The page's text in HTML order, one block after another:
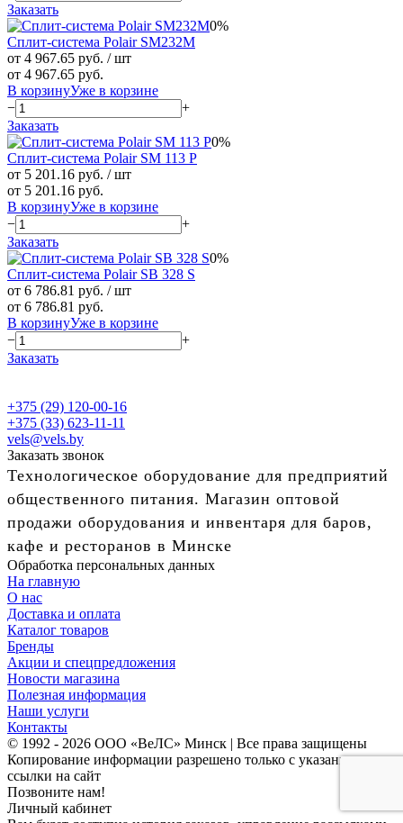
Заказать
0%
Сплит-система Polair SM232M
от 4 967.65 руб. / шт
от 4 967.65 руб.
В корзинуУже в корзине
−
+
Заказать
0%
Сплит-система Polair SM 113 P
от 5 201.16 руб. / шт
от 5 201.16 руб.
В корзинуУже в корзине
−
+
Заказать
0%
Сплит-система Polair SB 328 S
от 6 786.81 руб. / шт
от 6 786.81 руб.
В корзинуУже в корзине
−
+
Заказать
+375 (29) 120-00-16
+375 (33) 623-11-11
vels@vels.by
Заказать звонок
Технологическое оборудование для предприятий
общественного питания. Магазин оптовой
продажи оборудования и инвентаря для баров,
кафе и ресторанов в Минске
Обработка персональных данных
На главную
О нас
Доставка и оплата
Каталог товаров
Бренды
Акции и спецпредложения
Новости магазина
Полезная информация
Наши услуги
Контакты
© 1992 - 2026 ООО «ВеЛС» Минск | Все права защищены
Копирование информации разрешено только с указанием
ссылки на сайт
Позвоните нам!
Личный кабинет